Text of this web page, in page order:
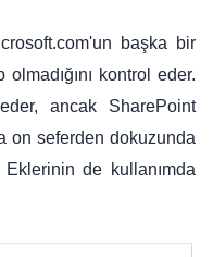
başka bir
kontrol eder.
ancak SharePoint
on seferden dokuzunda
de kullanımda